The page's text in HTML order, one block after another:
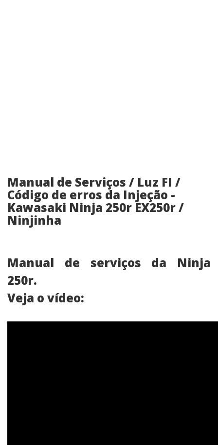
Manual de Serviços / Luz FI /
Código de erros da Injeção -
Kawasaki Ninja 250r EX250r /
Ninjinha
Manual de serviços da Ninja
250r.
Veja o vídeo: